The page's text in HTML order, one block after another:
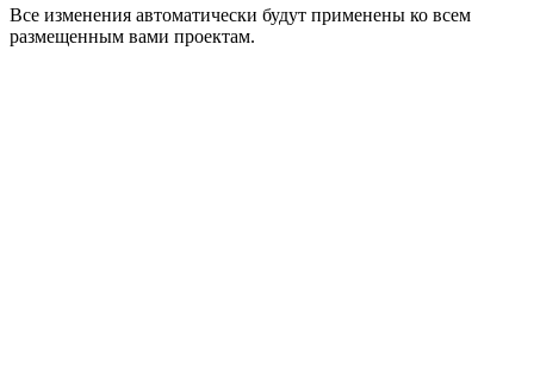
Все изменения автоматически будут применены ко всем
размещенным вами проектам.